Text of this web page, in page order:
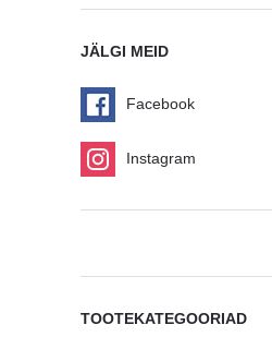
JÄLGI MEID
Facebook
Instagram
TOOTEKATEGOORIAD